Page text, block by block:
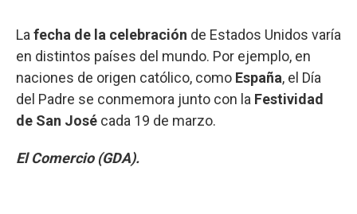
La fecha de la celebración de Estados Unidos varía
en distintos países del mundo. Por ejemplo, en
naciones de origen católico, como España, el Día
del Padre se conmemora junto con la Festividad
de San José cada 19 de marzo.
El Comercio (GDA).